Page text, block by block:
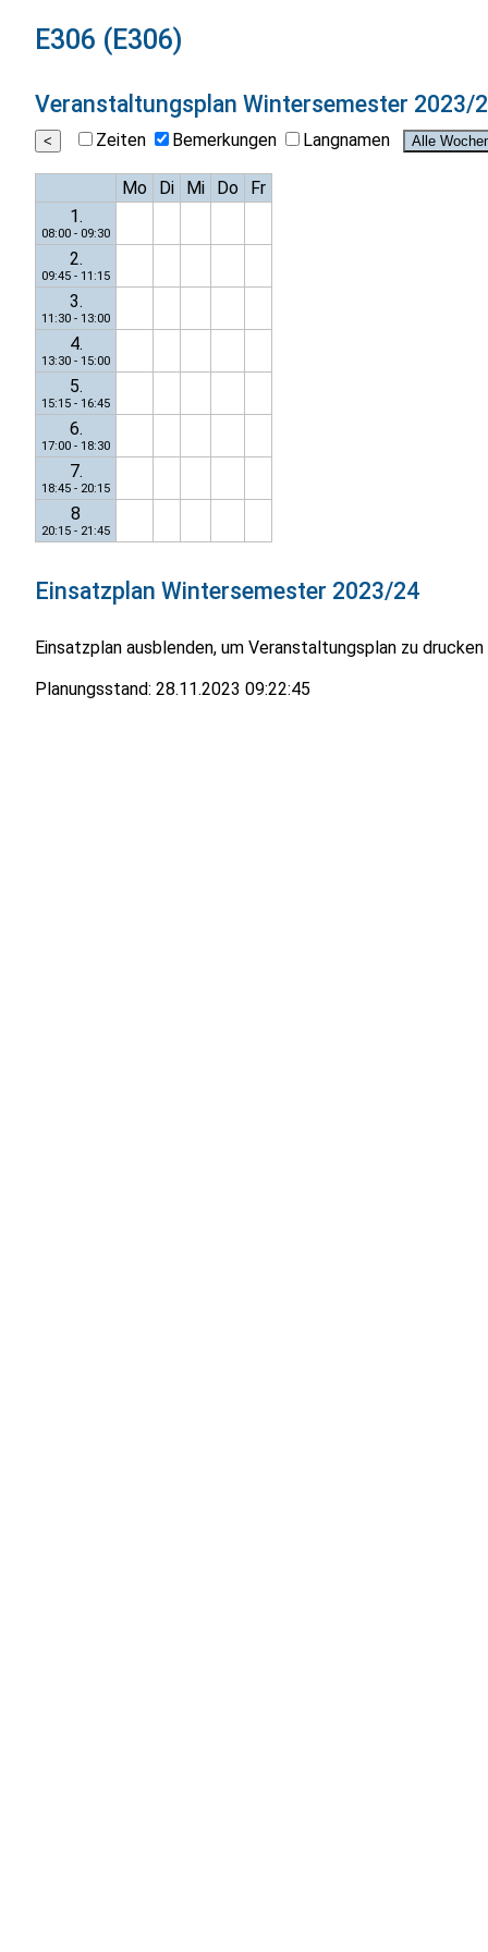
E306 (E306)
Veranstaltungsplan Wintersemester 2023/
Zeiten Bemerkungen Langnamen
Mo Di Mi Do
Fr
1.
08:00 - 09:30
2.
09:45 - 11:15
3.
11:30 - 13:00
4.
13:30 - 15:00
5.
15:15 - 16:45
6.
17:00 - 18:30
7.
18:45 - 20:15
8
20:15 - 21:45
Einsatzplan Wintersemester 2023/24
Einsatzplan ausblenden, um Veranstaltungsplan zu drucken
Planungsstand: 28.11.2023 09:22:45